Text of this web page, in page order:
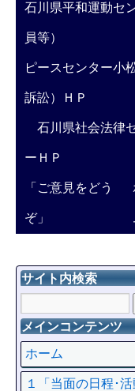
石川県平和運動セ
員等）
ピースセンター小
訴訟）ＨＰ
石川県社会法律
ーＨＰ
「ご意見をどう
ぞ」
サイト内検索
メインコンテンツ
ホーム
１「当面の日程･